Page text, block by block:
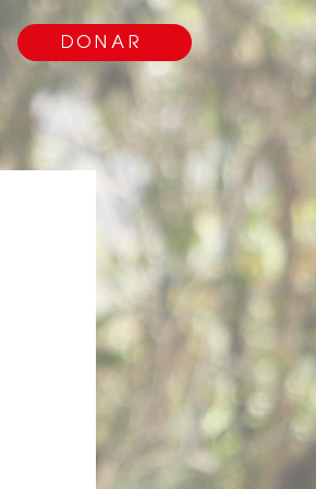
DONAR